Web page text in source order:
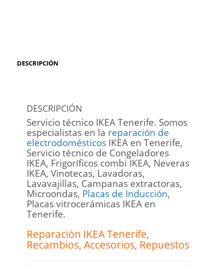
DESCRIPCIÓN
DESCRIPCIÓN
Servicio técnico IKEA Tenerife. Somos
especialistas en la reparación de
electrodomésticos IKEA en Tenerife,
Servicio técnico de Congeladores
IKEA, Frigoríficos combi IKEA, Neveras
IKEA, Vinotecas, Lavadoras,
Lavavajillas, Campanas extractoras,
Microondas, Placas de Inducción,
Placas vitrocerámicas IKEA en
Tenerife.
Reparación IKEA Tenerife,
Recambios, Accesorios, Repuestos